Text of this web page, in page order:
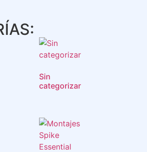
Sin
categorizar